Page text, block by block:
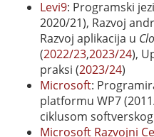
Levi9: Programski
2020/21), Razvoj
Razvoj aplikacija u
(2022/23,2023/24),
praksi (2023/24)
Microsoft:
platformu WP7
ciklusom
Microsoft Razvojni